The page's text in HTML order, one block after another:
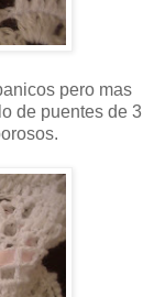
pero mas
de puentes de 3